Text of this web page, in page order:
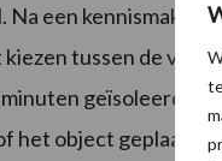
een
tussen de
geïsoleerd,
het object geplaatst.